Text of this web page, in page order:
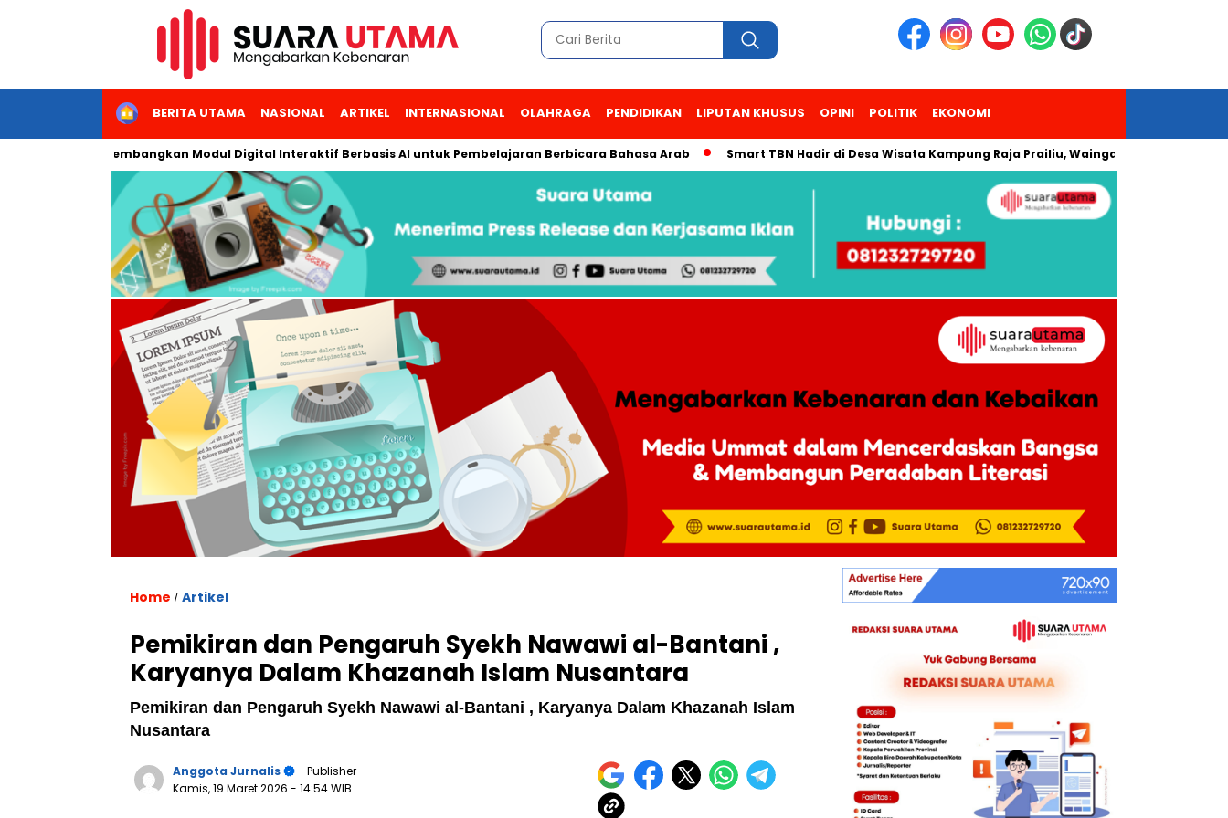
HOMEBERITA UTAMA NASIONAL ARTIKEL INTERNASIONAL OLAHRAGA PENDIDIKAN LIPUTAN KHUSUS OPINI POLITIK EKONOMI
Kembangkan Modul Digital Interaktif Berbasis AI untuk Pembelajaran Berbicara Bahasa Arab Smart TBN Hadir di Desa Wisata Kampung Raja Prailiu, Waingapu!
Home / Artikel
Pemikiran dan Pengaruh Syekh Nawawi al-Bantani ,
Karyanya Dalam Khazanah Islam Nusantara
Pemikiran dan Pengaruh Syekh Nawawi al-Bantani , Karyanya Dalam Khazanah Islam
Nusantara
Anggota Jurnalis
- Publisher
Kamis, 19 Maret 2026 - 14:54 WIB